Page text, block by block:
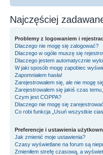
Najczęściej
Problemy z logowaniem i
Dlaczego nie mogę się zalogować?
Dlaczego w ogóle muszę się
Dlaczego jestem automatycznie
W jaki sposób mogę zapobiec
Zapomniałem hasła!
Zarejestrowałem się, ale nie mogę
Zarejestrowałem się jakiś czas
Czym jest COPPA?
Dlaczego nie mogę się
Co robi funkcja „Usuń wszystkie
Preferencje i ustawienia
Jak zmienić moje ustawienia?
Czasy wyświetlane na forum są
Zmieniłem strefę czasową, a